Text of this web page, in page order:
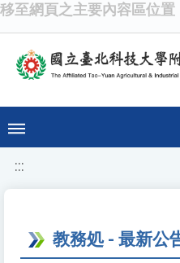
移至網頁之主要內容區位置
:::
教務処 - 最新公